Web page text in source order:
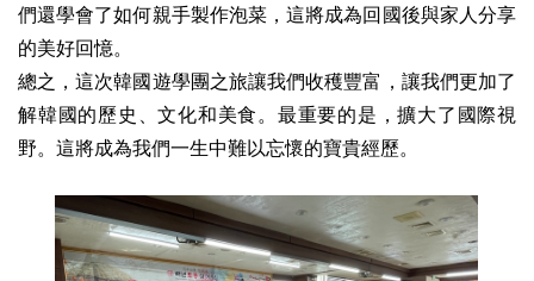
們還學會了如何親手製作泡菜，這將成為回國後與家人分享
的美好回憶。
總之，這次韓國遊學團之旅讓我們收穫豐富，讓我們更加了
解韓國的歷史、文化和美食。最重要的是，擴大了國際視
野。這將成為我們一生中難以忘懷的寶貴經歷。